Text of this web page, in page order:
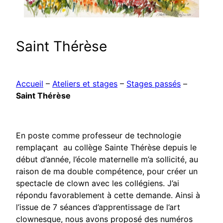
Saint Thérèse
Accueil – Ateliers et stages – Stages passés –
Saint Thérèse
En poste comme professeur de technologie
remplaçant au collège Sainte Thérèse depuis le
début d’année, l’école maternelle m’a sollicité, au
raison de ma double compétence, pour créer un
spectacle de clown avec les collégiens. J’ai
répondu favorablement à cette demande. Ainsi à
l’issue de 7 séances d’apprentissage de l’art
clownesque, nous avons proposé des numéros